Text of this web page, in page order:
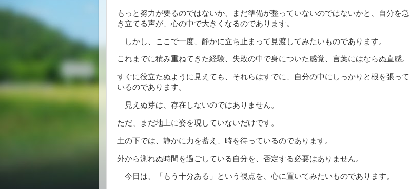
もっと努力が要るのではないか、まだ準備が整っていないのではないかと、自分を急
き立てる声が、心の中で大きくなるのであります。
しかし、ここで一度、静かに立ち止まって見渡してみたいものであります。
これまでに積み重ねてきた経験、失敗の中で身についた感覚、言葉にはならぬ直感。
すぐに役立たぬように見えても、それらはすでに、自分の中にしっかりと根を張って
いるのであります。
見えぬ芽は、存在しないのではありません。
ただ、まだ地上に姿を現していないだけです。
土の下では、静かに力を蓄え、時を待っているのであります。
外から測れぬ時間を過ごしている自分を、否定する必要はありません。
今日は、「もう十分ある」という視点を、心に置いてみたいものであります。